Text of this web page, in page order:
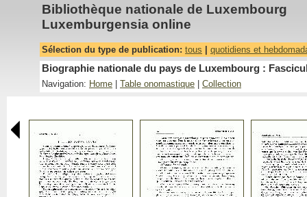
Bibliothèque nationale de Luxembourg
Luxemburgensia online
Sélection du type de publication: tous quotidiens et
Biographie nationale du pays de Luxembourg :
Navigation: Home Table onomastique Collection